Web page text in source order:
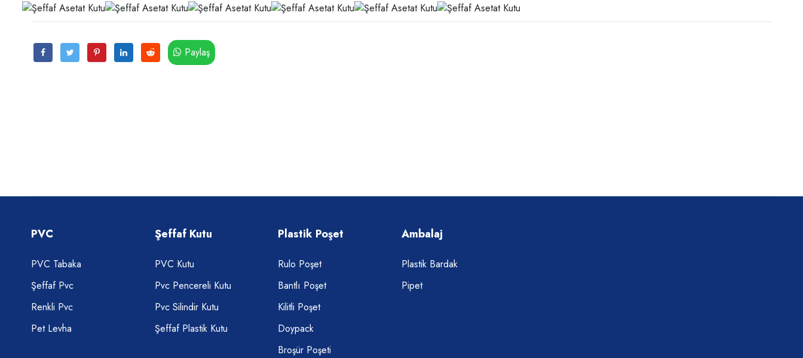
Paylaş
PVC
PVC Tabaka
Şeffaf Pvc
Renkli Pvc
Pet Levha
Şeffaf Kutu
PVC Kutu
Pvc Pencereli Kutu
Pvc Silindir Kutu
Şeffaf Plastik Kutu
Plastik Poşet
Rulo Poşet
Bantlı Poşet
Kilitli Poşet
Doypack
Broşür Poşeti
Ambalaj
Plastik Bardak
Pipet